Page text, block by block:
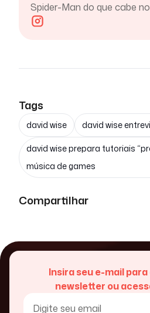
Spider-Man do que cabe
Tags
david wise david wise
david wise prepara tutoriais
música de games
Compartilhar
Insira seu e-mail
newsletter ou